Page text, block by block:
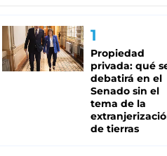
Propiedad
privada: qué
debatirá en el
Senado sin el
tema de la
de tierras